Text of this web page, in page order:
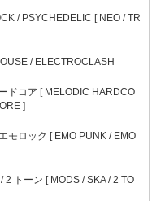
/ PSYCHEDELIC [ NEO / TR
/ ELECTROCLASH
ドコア [ MELODIC HARDCO
]
モロック [ EMO PUNK / EMO
2 トーン [ MODS / SKA / 2 TO